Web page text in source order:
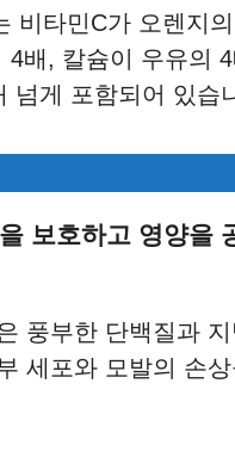
비타민C가 오렌지의
4배, 칼슘이 우유의
넘게 포함되어 있습
보호하고 영양을
풍부한 단백질과
세포와 모발의 손상